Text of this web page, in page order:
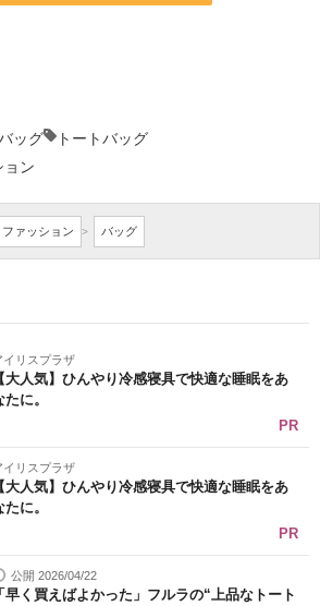
合サイト
・事例
を支援
サイト
ディア
最前線
ットの話題
ッグ
トートバッグ
ョン
ファッション > バッグ
イリスプラザ
【大人気】ひんやり冷感寝具で快適な睡眠をあ
たに。
PR
イリスプラザ
【大人気】ひんやり冷感寝具で快適な睡眠をあ
たに。
PR
公開 2026/04/22
「早く買えばよかった」フルラの“上品なトート